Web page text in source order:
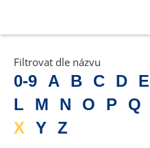
Filtrovat dle názvu
0-9 A B C D E
L
M N O P Q
X
Y Z